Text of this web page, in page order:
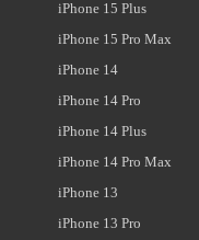
iPhone 15 Plus
iPhone 15 Pro Max
iPhone 14
iPhone 14 Pro
iPhone 14 Plus
iPhone 14 Pro Max
iPhone 13
iPhone 13 Pro